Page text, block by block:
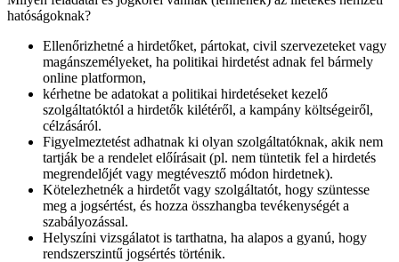
hatóságoknak?
Ellenőrizhetné a hirdetőket, pártokat, civil szervezeteket vagy
magánszemélyeket, ha politikai hirdetést adnak fel bármely
online platformon,
kérhetne be adatokat a politikai hirdetéseket kezelő
szolgáltatóktól a hirdetők kilétéről, a kampány költségeiről,
célzásáról.
Figyelmeztetést adhatnak ki olyan szolgáltatóknak, akik nem
tartják be a rendelet előírásait (pl. nem tüntetik fel a hirdetés
megrendelőjét vagy megtévesztő módon hirdetnek).
Kötelezhetnék a hirdetőt vagy szolgáltatót, hogy szüntesse
meg a jogsértést, és hozza összhangba tevékenységét a
szabályozással.
Helyszíni vizsgálatot is tarthatna, ha alapos a gyanú, hogy
rendszerszintű jogsértés történik.